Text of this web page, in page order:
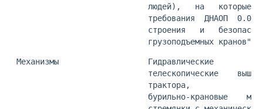
людей),   на   которые
требования  ДНАОП
строения   и
                             грузоподъемных кранов"
Механизмы                   Гидравлические
телескопические
трактора,
бурильно-крановые